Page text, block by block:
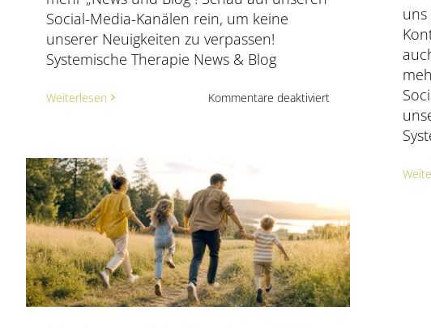
Social-Media-Kanälen rein, um keine
unserer Neuigkeiten zu verpassen!
Systemische Therapie News & Blog
Weiterlesen Kommentare deaktiviertfür
Ausbildung
in
systemischer
Familienberatung
persönlich
verändern
kann
uns